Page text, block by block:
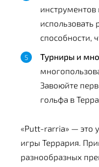
способности,
Турниры и
Завоюйте
гольфа в
«Putt-rarria» — это
игры Террария.
разнообразных